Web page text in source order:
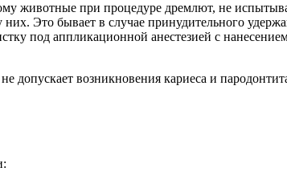
животные при процедуре дремлют, не
Это бывает в случае принудительного
под аппликационной анестезией с
допускает возникновения кариеса и